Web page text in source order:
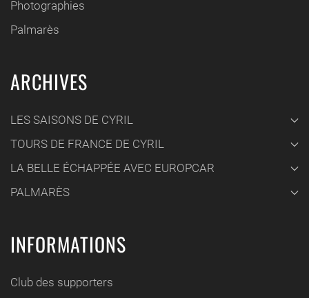
Photographies
Palmarès
ARCHIVES
LES SAISONS DE CYRIL
TOURS DE FRANCE DE CYRIL
LA BELLE ÉCHAPPÉE AVEC EUROPCAR
PALMARÈS
INFORMATIONS
Club des supporters